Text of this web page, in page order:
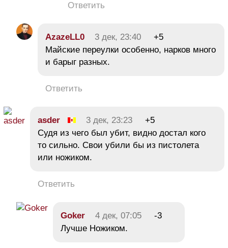
Ответить
AzazeLL0 3 дек, 23:40
+5
Майские переулки особенно, нарков много
и барыг разных.
Ответить
asder 3 дек, 23:23
+5
Судя из чего был убит, видно достал кого
то сильно. Свои убили бы из пистолета
или ножиком.
Ответить
Goker 4 дек, 07:05
-3
Лучше Ножиком.